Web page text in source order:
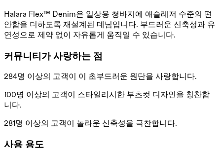
Halara Flex™ Denim은 일상용 청바지에 애슬레저 수준의 편
안함을 더하도록 재설계된 데님입니다. 부드러운 신축성과 유
연성으로 제약 없이 자유롭게 움직일 수 있습니다.
커뮤니티가 사랑하는 점
284명 이상의 고객이 이 초부드러운 원단을 사랑합니다.
100명 이상의 고객이 스타일리시한 부츠컷 디자인을 칭찬합
니다.
281명 이상의 고객이 놀라운 신축성을 극찬합니다.
사용 용도